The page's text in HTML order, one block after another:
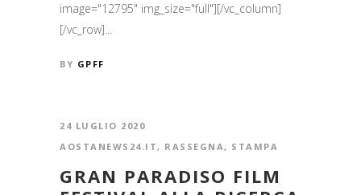
image="12795" img_size="full"][/vc_column]
[/vc_row]...
BY GPFF
24 LUGLIO 2020
AOSTANEWS24.IT, RASSEGNA, STAMPA
GRAN PARADISO FILM